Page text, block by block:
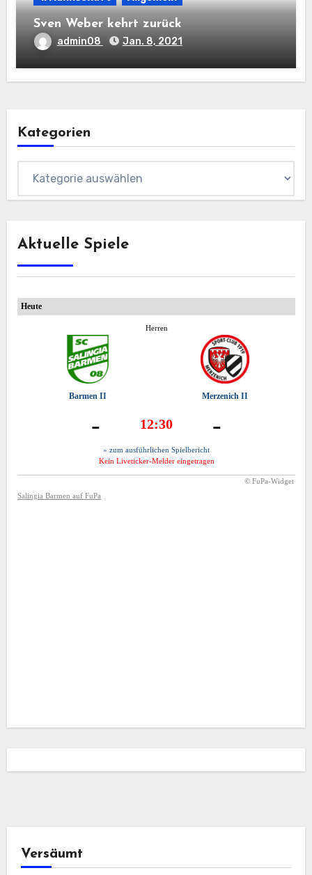
Sven Weber kehrt zurück
admin08 Jan. 8, 2021
Kategorien
Aktuelle Spiele
Versäumt